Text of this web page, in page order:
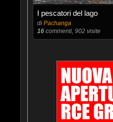
I pescatori del lago
di Pachanga
16commenti, 902 visite